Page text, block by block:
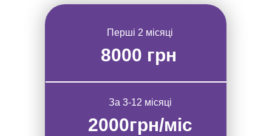
Перші 2 місяці
8000 грн
За 3-12 місяці
2000грн/міс